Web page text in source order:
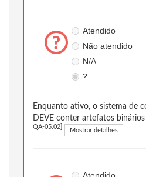
Atendido
Não atendido
N/A
?
Enquanto ativo, o sistema de
DEVE conter artefatos
QA-05.02] Mostrar detalhes
Atendido